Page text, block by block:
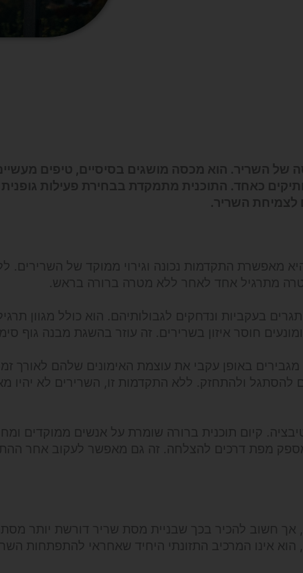
של השריר. הוא מכסה מושגים בסיסיים, טיפים
כאחד. התוכנית מתמקדת בבחירת פעילות גופנית
לצמיחת השריר.
מאפשרת התקדמות נכונה וגירוי ממוקד של השרירים.
מתרגיל אחד לאחר ללא מטרה ברורה בראש.
בעקביות ונדחקים לגבולותיהם. הוא כולל מגוון
חוסר איזון בשרירים. זה עוזר בהשגת מבנה גוף
באופן עקבי את עוצמת האימונים שלהם לאורך
להסתגל ולהתחזק. ללא התקדמות זו, השרירים לא יהיו
קיום תוכנית ברורה שומרת על אנשים ממוקדים
מפת דרכים להצלחה. זה גם מאפשר לעקוב אחר
אך חשוב להכיר בכך שבניית מסת שריר דורשת יותר
הוא אינו המרכיב התזונתי היחיד שאחראי להתפתחות